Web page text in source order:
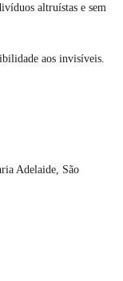
altruístas e sem
aos invisíveis.
Adelaide, São